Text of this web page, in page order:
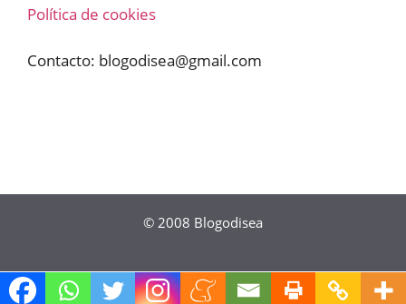
Política de cookies
Contacto: blogodisea@gmail.com
© 2008 Blogodisea